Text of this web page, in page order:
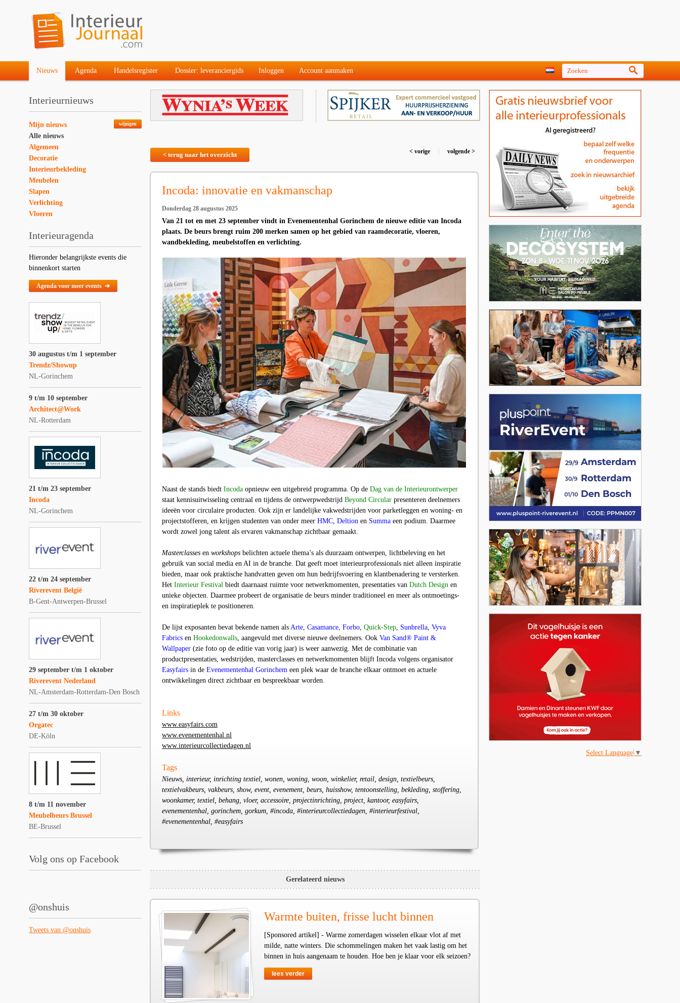
Nieuws Agenda Handelsregister Dossier: leveranciergids Inloggen Account aanmaken
Interieurnieuws
wijzigen
Mijn nieuws
Alle nieuws
Algemeen
Decoratie
Interieurbekleding
Meubelen
Slapen
Verlichting
Vloeren
Interieuragenda
Hieronder belangrijkste events die
binnenkort starten
Agenda voor meer events ➔
30 augustus t/m 1 september
Trendz/Showup
NL-Gorinchem
9 t/m 10 september
Architect@Work
NL-Rotterdam
21 t/m 23 september
Incoda
NL-Gorinchem
22 t/m 24 september
Riverevent België
B-Gent-Antwerpen-Brussel
29 september t/m 1 oktober
Riverevent Nederland
NL-Amsterdam-Rotterdam-Den Bosch
27 t/m 30 oktober
Orgatec
DE-Köln
8 t/m 11 november
Meubelbeurs Brussel
BE-Brussel
Volg ons op Facebook
@onshuis
Tweets van @onshuis
< terug naar het overzicht < vorige volgende >
Incoda: innovatie en vakmanschap
Donderdag 28 augustus 2025
Van 21 tot en met 23 september vindt in Evenementenhal Gorinchem de nieuwe editie van Incoda
plaats. De beurs brengt ruim 200 merken samen op het gebied van raamdecoratie, vloeren,
wandbekleding, meubelstoffen en verlichting.
Naast de stands biedt Incoda opnieuw een uitgebreid programma. Op de Dag van de Interieurontwerper
staat kennisuitwisseling centraal en tijdens de ontwerpwedstrijd Beyond Circular presenteren deelnemers
ideeën voor circulaire producten. Ook zijn er landelijke vakwedstrijden voor parketleggen en woning- en
projectstofferen, en krijgen studenten van onder meer HMC, Deltion en Summa een podium. Daarmee
wordt zowel jong talent als ervaren vakmanschap zichtbaar gemaakt.
Masterclasses en workshops belichten actuele thema’s als duurzaam ontwerpen, lichtbeleving en het
gebruik van social media en AI in de branche. Dat geeft moet interieurprofessionals niet alleen inspiratie
bieden, maar ook praktische handvatten geven om hun bedrijfsvoering en klantbenadering te versterken.
Het Interieur Festival biedt daarnaast ruimte voor netwerkmomenten, presentaties van Dutch Design en
unieke objecten. Daarmee probeert de organisatie de beurs minder traditioneel en meer als ontmoetings-
en inspiratieplek te positioneren.
De lijst exposanten bevat bekende namen als Arte, Casamance, Forbo, Quick-Step, Sunbrella, Vyva
Fabrics en Hookedonwalls, aangevuld met diverse nieuwe deelnemers. Ook Van Sand® Paint &
Wallpaper (zie foto op de editie van vorig jaar) is weer aanwezig. Met de combinatie van
productpresentaties, wedstrijden, masterclasses en netwerkmomenten blijft Incoda volgens organisator
Easyfairs in de Evenementenhal Gorinchem een plek waar de branche elkaar ontmoet en actuele
ontwikkelingen direct zichtbaar en bespreekbaar worden.
Links
www.easyfairs.com
www.evenementenhal.nl
www.interieurcollectiedagen.nl
Tags
Nieuws, interieur, inrichting textiel, wonen, woning, woon, winkelier, retail, design, textielbeurs,
textielvakbeurs, vakbeurs, show, event, evenement, beurs, huisshow, tentoonstelling, bekleding, stoffering,
woonkamer, textiel, behang, vloer, accessoire, projectinrichting, project, kantoor, easyfairs,
evenementenhal, gorinchem, gorkum, #incoda, #interieurcollectiedagen, #interieurfestival,
#evenementenhal, #easyfairs
Gerelateerd nieuws
Warmte buiten, frisse lucht binnen
[Sponsored artikel] - Warme zomerdagen wisselen elkaar vlot af met
milde, natte winters. Die schommelingen maken het vaak lastig om het
binnen in huis aangenaam te houden. Hoe ben je klaar voor elk seizoen?
lees verder
Select Language ▼